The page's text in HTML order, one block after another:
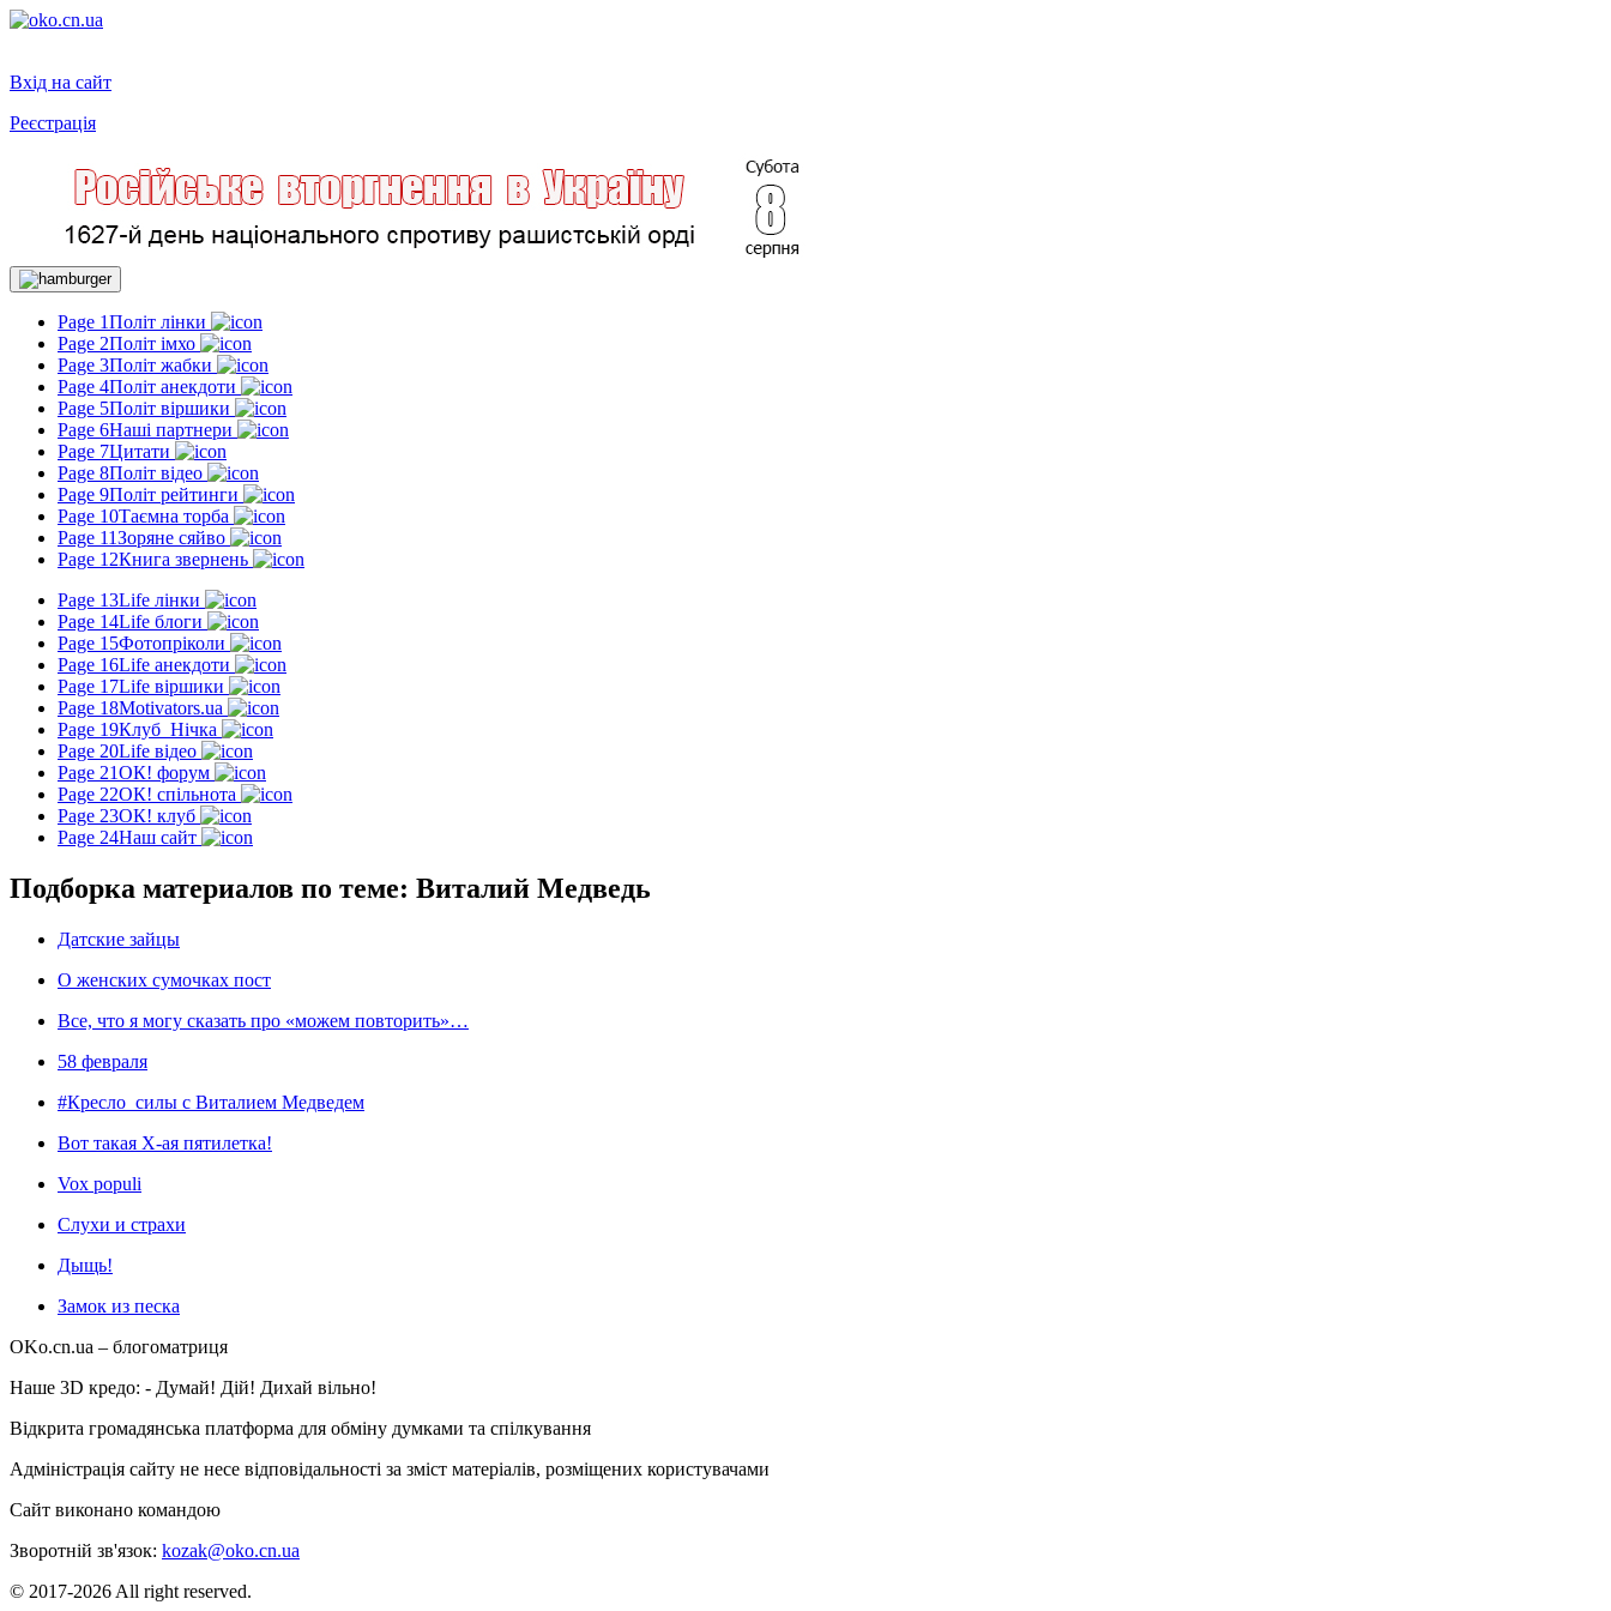
Вхід на сайт
Реєстрація
Toggle
navigation
Page 1Політ лінки
Page 2Політ імхо
Page 3Політ жабки
Page 4Політ анекдоти
Page 5Політ віршики
Page 6Наші партнери
Page 7Цитати
Page 8Політ відео
Page 9Політ рейтинги
Page 10Таємна торба
Page 11Зоряне сяйво
Page 12Книга звернень
Page 13Life лінки
Page 14Life блоги
Page 15Фотопріколи
Page 16Life анекдоти
Page 17Life віршики
Page 18Motivators.ua
Page 19Клуб_Нічка
Page 20Life відео
Page 21ОК! форум
Page 22ОК! спільнота
Page 23ОК! клуб
Page 24Наш сайт
Подборка материалов по теме: Виталий Медведь
Датские зайцы
О женских сумочках пост
Все, что я могу сказать про «можем повторить»…
58 февраля
#Кресло_силы с Виталием Медведем
Вот такая Х-ая пятилетка!
Vox populi
Слухи и страхи
Дыщь!
Замок из песка
OKo.cn.ua – блогоматриця
Наше 3D кредо: - Думай! Дій! Дихай вільно!
Відкрита громадянська платформа для обміну думками та спілкування
Адміністрація сайту не несе відповідальності за зміст матеріалів, розміщених користувачами
Сайт виконано командою
Зворотній зв'язок: kozak@oko.cn.ua
© 2017-2026 All right reserved.